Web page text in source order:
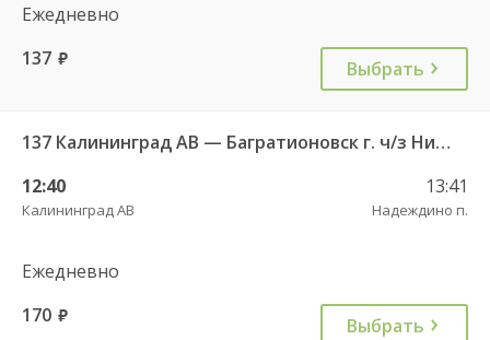
Ежедневно
137 руб. Выбрать
137 Калининград АВ — Багратионовск г. ч/з Нивенское п., Славяновка п.
12:40
Калининград АВ
13:41
Надеждино п.
Ежедневно
170 руб. Выбрать